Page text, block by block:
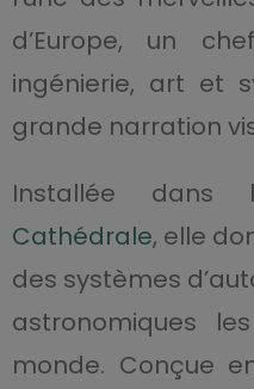
d’Europe, un
ingénierie, art et
grande narration
Installée
Cathédrale, elle
des systèmes
astronomiques
monde. Conçue